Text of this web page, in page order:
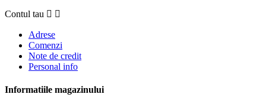
Contul tau  
Adrese
Comenzi
Note de credit
Personal info
Informatiile magazinului